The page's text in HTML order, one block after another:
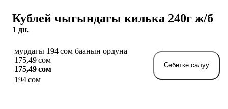
Кублей чыгындагы килька 240г ж/б
1 дн.
мурдагы 194 сом баанын ордуна
175,49 сом
175,49 сом
194 сом
Себетке салуу